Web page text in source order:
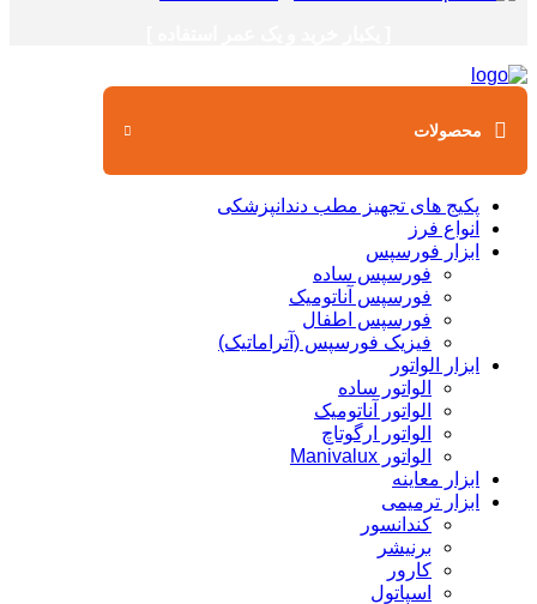
محصولات
پکیج های تجهیز مطب دندانپزشکی
انواع فرز
ابزار فورسپس
فورسپس ساده
فورسپس آناتومیک
فورسپس اطفال
فیزیک فورسپس (آتراماتیک)
ابزار الواتور
الواتور ساده
الواتور آناتومیک
الواتور ارگوتاچ
الواتور Manivalux
ابزار معاینه
ابزار ترمیمی
کندانسور
برنیشر
کارور
اسپاتول